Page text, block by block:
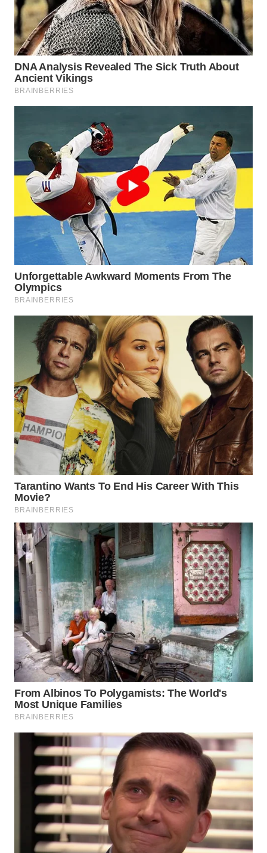
WN
LABUHANBATU
WN
TAPANULI
TENGAH
WN DELI
WN
TEBING
TINGGI
WN
PAKPAK
KARAWANG
WN
WN
BOGOR
WN
DEPOK
WN
TAPANULI
UTARA
WN
SAMOSIR
WN
PADANG
LAWAS
WN
SUMEDANG
WN
CIANJUR
WN
KEPULAUAN
SERIBU
WN
TANGERANG
WN
BINJAI
CIREBON